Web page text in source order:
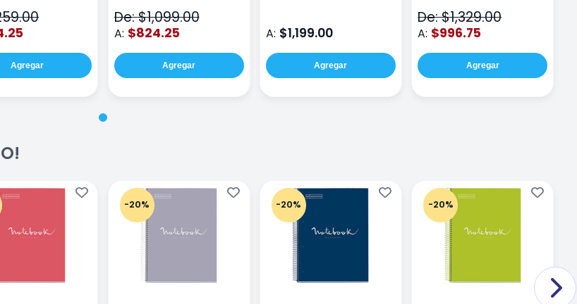
Agregar
De: $1,099.00
A: $824.25
Agregar
A: $1,199.00
Agregar
De: $1,329.00
A: $996.75
Agregar
-20% -20% -20%